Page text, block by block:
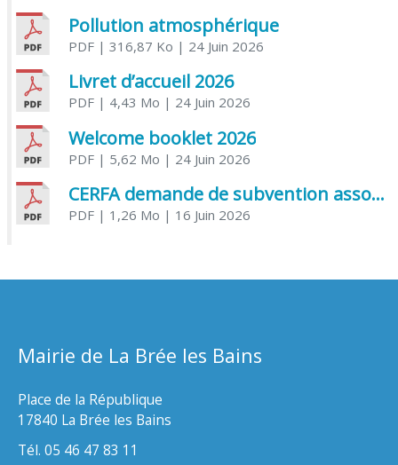
Pollution atmosphérique
PDF| 316,87 Ko | 24 Juin 2026
Livret d’accueil 2026
PDF| 4,43 Mo | 24 Juin 2026
Welcome booklet 2026
PDF| 5,62 Mo | 24 Juin 2026
CERFA demande de subvention association
PDF| 1,26 Mo | 16 Juin 2026
Mairie de La Brée les Bains
Place de la République
17840 La Brée les Bains
Tél. 05 46 47 83 11